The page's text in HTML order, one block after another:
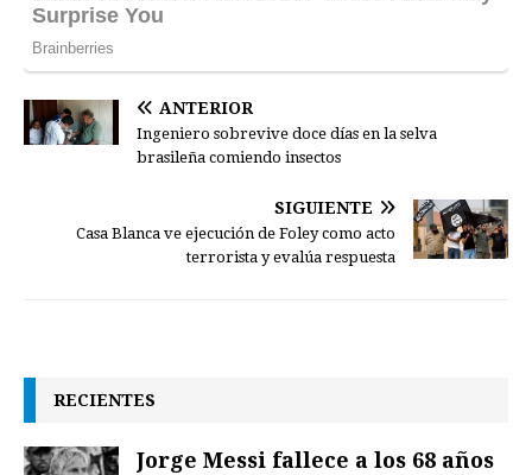
ANTERIOR
Ingeniero sobrevive doce días en la selva
brasileña comiendo insectos
SIGUIENTE
Casa Blanca ve ejecución de Foley como acto
terrorista y evalúa respuesta
RECIENTES
Jorge Messi fallece a los 68 años